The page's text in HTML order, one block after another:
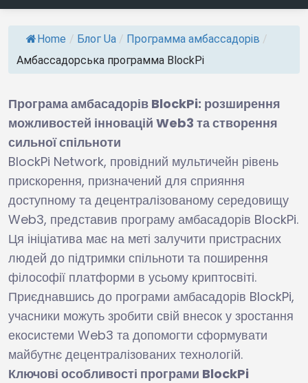
Home / Блог Ua / Программа амбассадорів /
Амбассадорська программа BlockPi
Програма амбасадорів BlockPi: розширення
можливостей інновацій Web3 та створення
сильної спільноти
BlockPi Network, провідний мультичейн рівень
прискорення, призначений для сприяння
доступному та децентралізованому середовищу
Web3, представив програму амбасадорів BlockPi.
Ця ініціатива має на меті залучити пристрасних
людей до підтримки спільноти та поширення
філософії платформи в усьому криптосвіті.
Приєднавшись до програми амбасадорів BlockPi,
учасники можуть зробити свій внесок у зростання
екосистеми Web3 та допомогти сформувати
майбутнє децентралізованих технологій.
Ключові особливості програми BlockPi